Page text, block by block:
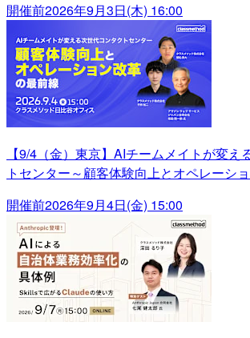
開催前2026年9月3日(木) 16:00
【9/4（金）東京】AIチームメイトが変え
トセンター～顧客体験向上とオペレーシ
開催前2026年9月4日(金) 15:00